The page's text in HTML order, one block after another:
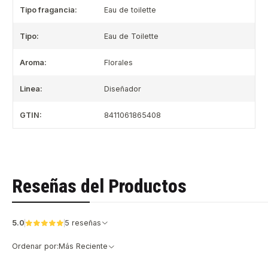
Tipo fragancia: Eau de toilette
Tipo: Eau de Toilette
Aroma: Florales
Linea: Diseñador
GTIN: 8411061865408
Reseñas del Productos
5.0 5 reseñas
Ordenar por:Más Reciente